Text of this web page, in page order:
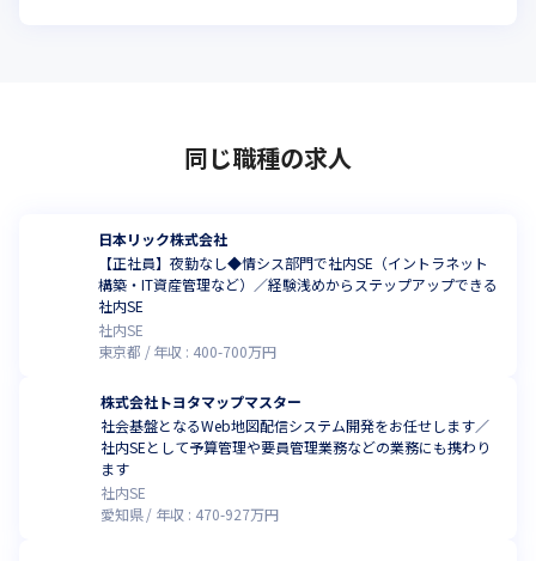
同じ職種の求人
日本リック株式会社
【正社員】夜勤なし◆情シス部門で社内SE（イントラネット
構築・IT資産管理など）／経験浅めからステップアップできる
社内SE
社内SE
東京都
年収 : 400-700万円
株式会社トヨタマップマスター
社会基盤となるWeb地図配信システム開発をお任せします／
社内SEとして予算管理や要員管理業務などの業務にも携わり
ます
社内SE
愛知県
年収 : 470-927万円